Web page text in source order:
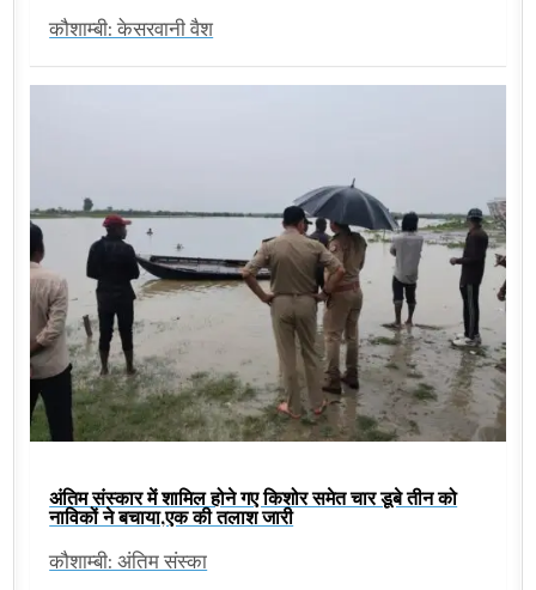
कौशाम्बी: केसरवानी वैश
अंतिम संस्कार में शामिल होने गए किशोर समेत चार डूबे तीन को
नाविकों ने बचाया,एक की तलाश जारी
कौशाम्बी: अंतिम संस्का